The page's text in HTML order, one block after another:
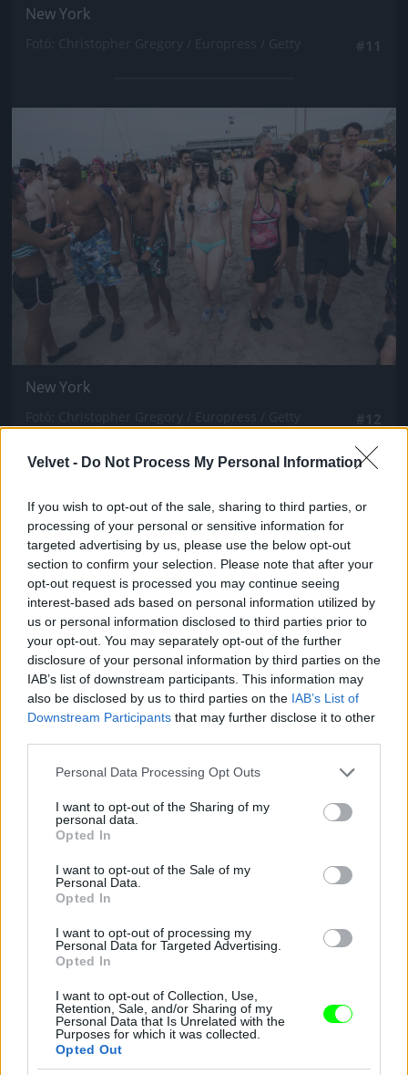
Velvet - Do Not Process My Personal Information
If you wish to opt-out of the sale, sharing to third parties, or
processing of your personal or sensitive information for
targeted advertising by us, please use the below opt-out
section to confirm your selection. Please note that after your
opt-out request is processed you may continue seeing
interest-based ads based on personal information utilized by
us or personal information disclosed to third parties prior to
your opt-out. You may separately opt-out of the further
disclosure of your personal information by third parties on the
IAB’s list of downstream participants. This information may
also be disclosed by us to third parties on the IAB’s List of
Downstream Participants that may further disclose it to other
Please note that this website/app uses one or more Google
not limited to your visit or usage behaviour. You may click to
grant or deny consent to Google and its third-party tags to
use your data for below specified purposes in below Google
consent section.
Personal Data Processing Opt Outs
I want to opt-out of the Sharing of my
personal data.
Opted In
I want to opt-out of the Sale of my
Personal Data.
Opted In
I want to opt-out of processing my
Personal Data for Targeted Advertising.
Opted In
I want to opt-out of Collection, Use,
Retention, Sale, and/or Sharing of my
Personal Data that Is Unrelated with the
Purposes for which it was collected.
Opted Out
New York
Jön még kép!
New York
Jön még kép!
Jön még kép!